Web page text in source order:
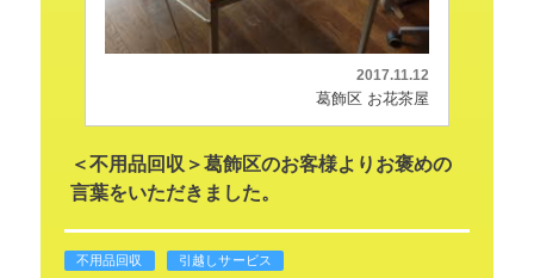
2017.11.12
葛飾区 お花茶屋
＜不用品回収＞葛飾区のお客様よりお褒めの
言葉をいただきました。
不用品回収 引越しサービス